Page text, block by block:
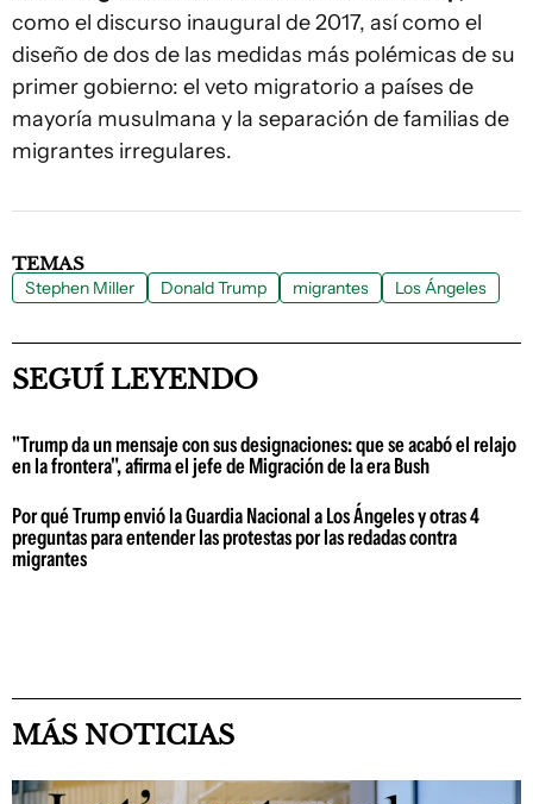
como el discurso inaugural de 2017, así como el
diseño de dos de las medidas más polémicas de su
primer gobierno: el veto migratorio a países de
mayoría musulmana y la separación de familias de
migrantes irregulares.
TEMAS
Stephen Miller Donald Trump migrantes Los Ángeles
SEGUÍ LEYENDO
"Trump da un mensaje con sus designaciones: que se acabó el relajo
en la frontera", afirma el jefe de Migración de la era Bush
Por qué Trump envió la Guardia Nacional a Los Ángeles y otras 4
preguntas para entender las protestas por las redadas contra
migrantes
MÁS NOTICIAS